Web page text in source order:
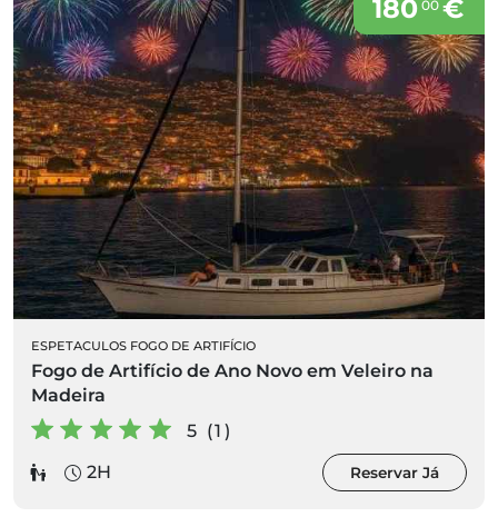
180 00€
ESPETACULOS FOGO DE ARTIFÍCIO
Fogo de Artifício de Ano Novo em Veleiro na
Madeira
5 (1)
2H
Reservar Já